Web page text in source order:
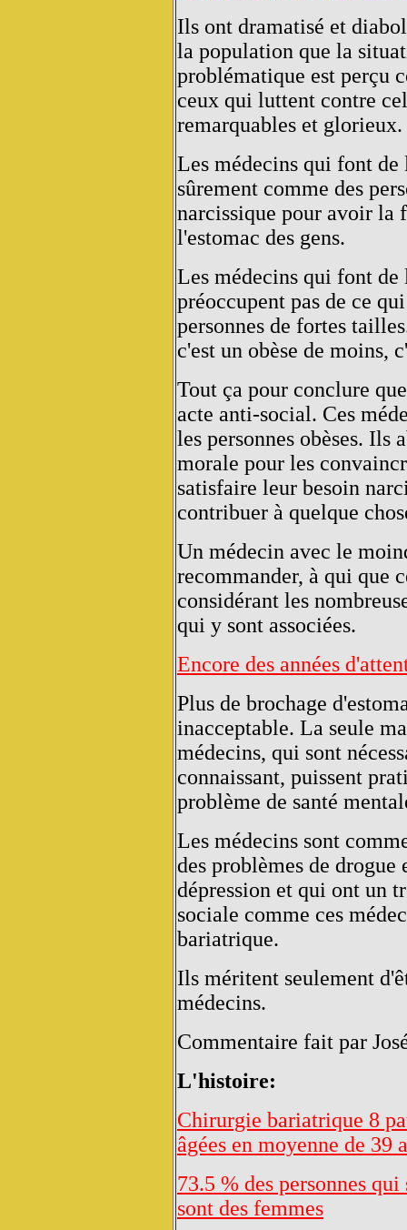
Ils ont dramatisé et
la population que la
problématique est perçu
ceux qui luttent contre
remarquables et glorieux.
Les médecins qui font
sûrement comme des
narcissique pour avoir la
l'estomac des gens.
Les médecins qui font
préoccupent pas de ce
personnes de fortes
c'est un obèse de moins,
Tout ça pour conclure
acte anti-social. Ces
les personnes obèses. Ils
morale pour les
satisfaire leur besoin
contribuer à quelque
Un médecin avec le
recommander, à qui que
considérant les
qui y sont associées.
Encore des années
Plus de brochage
inacceptable. La seule
médecins, qui sont
connaissant, puissent
problème de santé
Les médecins sont
des problèmes de
dépression et qui ont un
sociale comme ces
bariatrique.
Ils méritent seulement
médecins.
Commentaire fait par
L'histoire:
Chirurgie bariatrique 8
âgées en moyenne de 39
73.5 % des personnes
sont des femmes